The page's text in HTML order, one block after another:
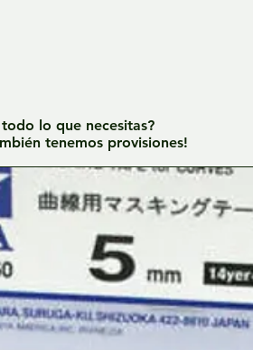
todo lo que necesitas?
tenemos provisiones!